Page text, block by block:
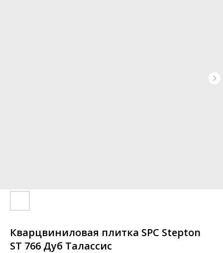
Кварцвиниловая плитка SPC Stepton
ST 766 Дуб Талассис